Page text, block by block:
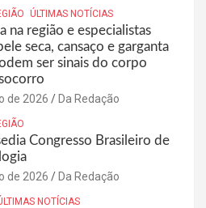
ÚLTIMAS NOTÍCIAS
na região e especialistas
seca, cansaço e garganta
ser sinais do corpo
de 2026 Da Redação
Congresso Brasileiro de
de 2026 Da Redação
NOTÍCIAS